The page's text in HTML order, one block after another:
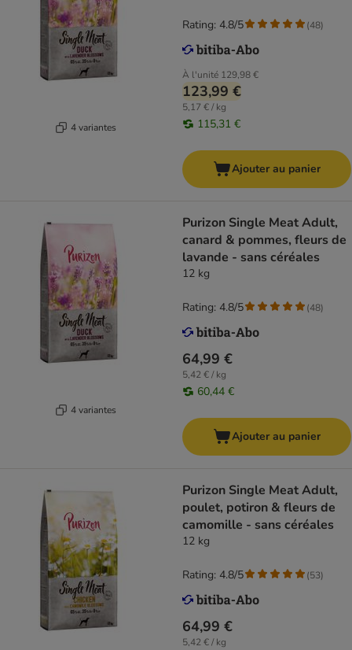
4 variantes
À l'unité 129,98 €
123,99 €
5,17 € / kg
115,31 €
Rating: 4.8/5 (48)
Ajouter au panier
4 variantes
Purizon Single Meat Adult,
canard & pommes, fleurs de
lavande - sans céréales
12 kg
64,99 €
5,42 € / kg
60,44 €
Rating: 4.8/5 (48)
Ajouter au panier
Purizon Single Meat Adult,
poulet, potiron & fleurs de
camomille - sans céréales
12 kg
64,99 €
5,42 € / kg
Rating: 4.8/5 (53)